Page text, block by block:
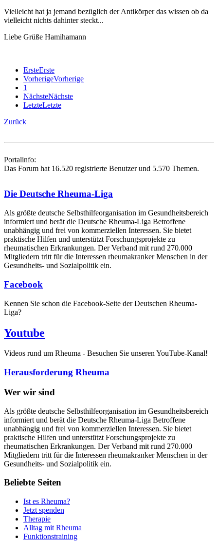
Vielleicht hat ja jemand bezüglich der Antikörper das wissen ob da
vielleicht nichts dahinter steckt...
Liebe Grüße Hamihamann
ErsteErste
VorherigeVorherige
1
NächsteNächste
LetzteLetzte
Zurück
Portalinfo:
Das Forum hat 16.520 registrierte Benutzer und 5.570 Themen.
Die Deutsche Rheuma-Liga
Als größte deutsche Selbsthilfe­organisation im Gesundheitsbereich
informiert und berät die Deutsche Rheuma-Liga Betroffene
unabhängig und frei von kommerziellen Interessen. Sie bietet
praktische Hilfen und unterstützt Forschungsprojekte zu
rheumatischen Erkrankungen. Der Verband mit rund 270.000
Mitgliedern tritt für die Interessen rheumakranker Menschen in der
Gesundheits- und Sozialpolitik ein.
Facebook
Kennen Sie schon die Facebook-Seite der Deutschen Rheuma-
Liga?
Youtube
Videos rund um Rheuma - Besuchen Sie unseren YouTube-Kanal!
Herausforderung Rheuma
Wer wir sind
Als größte deutsche Selbsthilfeorganisation im Gesundheitsbereich
informiert und berät die Deutsche Rheuma-Liga Betroffene
unabhängig und frei von kommerziellen Interessen. Sie bietet
praktische Hilfen und unterstützt Forschungsprojekte zu
rheumatischen Erkrankungen. Der Verband mit rund 270.000
Mitgliedern tritt für die Interessen rheumakranker Menschen in der
Gesundheits- und Sozialpolitik ein.
Beliebte Seiten
Ist es Rheuma?
Jetzt spenden
Therapie
Alltag mit Rheuma
Funktionstraining